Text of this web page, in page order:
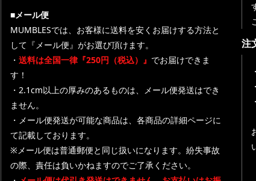
■メール便
MUMBLESでは、お客様に送料を安くお届けする方法と
して『メール便』がお選び頂けます。
・ 送料は全国一律『250円（税込）』 でお届けできま
す！
・2.1cm以上の厚みのあるものは、メール便発送はでき
ません。
・メール便発送が可能な商品は、各商品の詳細ページに
て記載しております。
※メール便は普通郵便と同じ扱いになります。紛失事故
の際、責任は負いかねますのでご了承ください。
注